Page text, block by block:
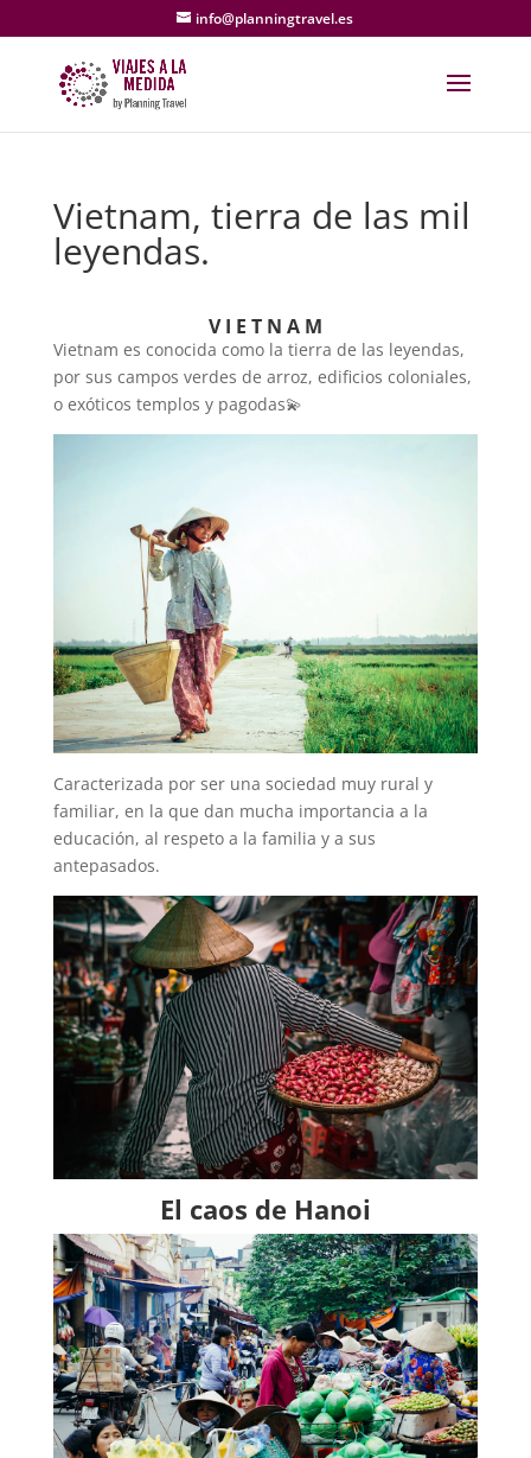
info@planningtravel.es
Vietnam, tierra de las mil
leyendas.
V I E T N A M
Vietnam es conocida como la tierra de las leyendas,
por sus campos verdes de arroz, edificios coloniales,
o exóticos templos y pagodas💫
Caracterizada por ser una sociedad muy rural y
familiar, en la que dan mucha importancia a la
educación, al respeto a la familia y a sus
antepasados.
El caos de Hanoi